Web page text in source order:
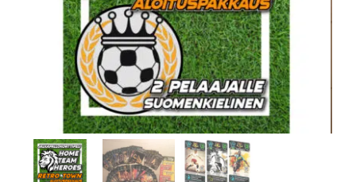
Rip & Ship
Greidauspalvelu